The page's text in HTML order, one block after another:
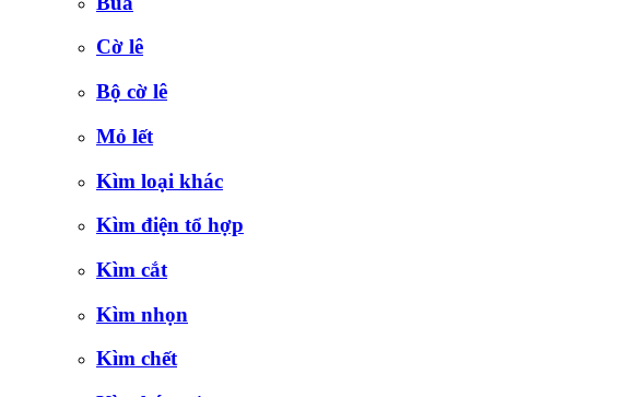
Cờ lê
Bộ cờ lê
Mỏ lết
Kìm loại khác
Kìm điện tổ hợp
Kìm cắt
Kìm nhọn
Kìm chết